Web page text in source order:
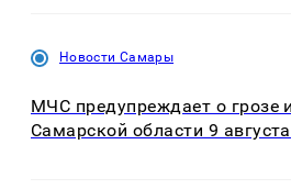
Новости Самары
МЧС предупреждает о грозе
Самарской области 9 августа